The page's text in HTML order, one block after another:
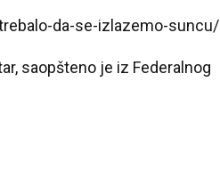
da-se-izlazemo-suncu/
saopšteno je iz Federalnog